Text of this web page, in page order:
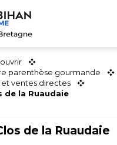
parenthèse gourmande
ventes directes
de la Ruaudaie
de la Ruaudaie